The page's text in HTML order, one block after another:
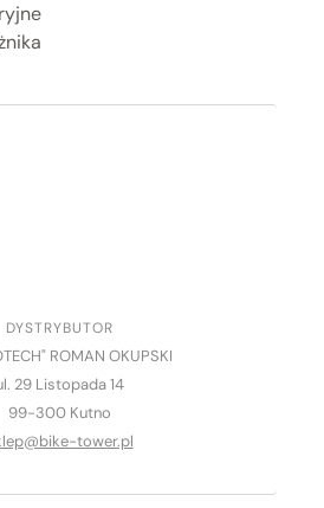
DYSTRYBUTOR
ROMAN OKUPSKI
29 Listopada 14
99-300 Kutno
tower.pl